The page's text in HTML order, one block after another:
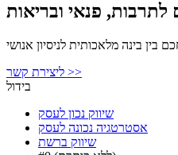
לתרבות, פנאי ובריאות
בין בינה מלאכותית לניסיון אנושי
ליצירת קשר >>
בידול
שיווק נכון לעסק
אסטרטגיה נכונה לעסק
שיווק ברשת